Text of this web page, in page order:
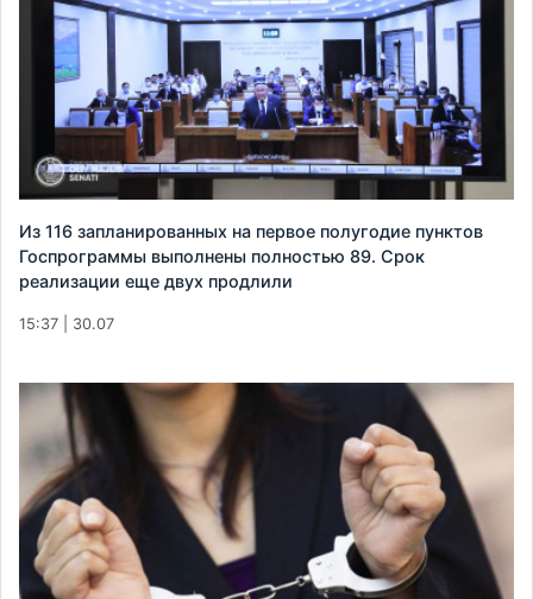
Из 116 запланированных на первое полугодие пунктов
Госпрограммы выполнены полностью 89. Срок
реализации еще двух продлили
15:37 | 30.07